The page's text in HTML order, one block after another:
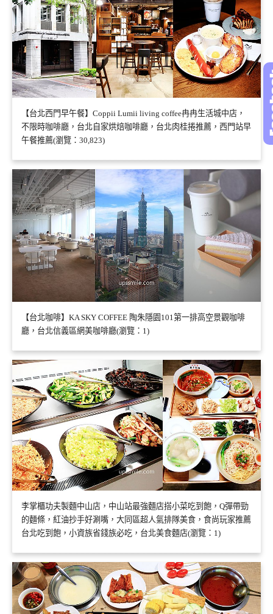
【台北西門早午餐】Coppii Lumii living coffee冉冉生活城中店，
不限時咖啡廳，台北自家烘焙咖啡廳，台北肉桂捲推薦，西門站早
午餐推薦(瀏覽：30,823)
【台北咖啡】KA SKY COFFEE 陶朱隱園101第一排高空景觀咖啡
廳，台北信義區網美咖啡廳(瀏覽：1)
李掌櫃功夫製麵中山店，中山站最強麵店搭小菜吃到飽，Q彈帶勁
的麵條，紅油抄手好涮嘴，大同區超人氣排隊美食，食尚玩家推薦
台北吃到飽，小資族省錢族必吃，台北美食麵店(瀏覽：1)